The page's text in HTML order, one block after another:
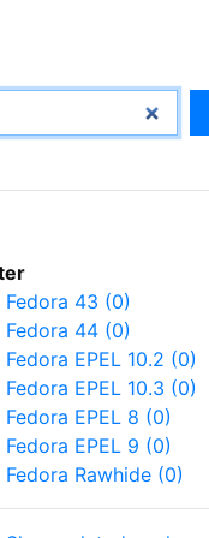
Fedora 43 (0)
Fedora 44 (0)
Fedora EPEL 10.2 (0)
Fedora EPEL 10.3 (0)
Fedora EPEL 8 (0)
Fedora EPEL 9 (0)
Fedora Rawhide (0)